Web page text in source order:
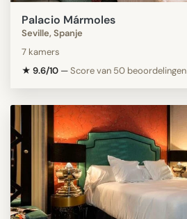
Palacio Mármoles
Seville, Spanje
7 kamers
★ 9.6/10 —Score van 50 beoordelingen